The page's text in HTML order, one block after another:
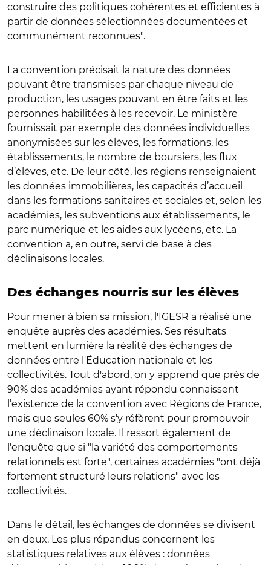
construire des politiques cohérentes et efficientes à
partir de données sélectionnées documentées et
communément reconnues".
La convention précisait la nature des données
pouvant être transmises par chaque niveau de
production, les usages pouvant en être faits et les
personnes habilitées à les recevoir. Le ministère
fournissait par exemple des données individuelles
anonymisées sur les élèves, les formations, les
établissements, le nombre de boursiers, les flux
d’élèves, etc. De leur côté, les régions renseignaient
les données immobilières, les capacités d’accueil
dans les formations sanitaires et sociales et, selon les
académies, les subventions aux établissements, le
parc numérique et les aides aux lycéens, etc. La
convention a, en outre, servi de base à des
déclinaisons locales.
Des échanges nourris sur les élèves
Pour mener à bien sa mission, l'IGESR a réalisé une
enquête auprès des académies. Ses résultats
mettent en lumière la réalité des échanges de
données entre l'Éducation nationale et les
collectivités. Tout d'abord, on y apprend que près de
90% des académies ayant répondu connaissent
l’existence de la convention avec Régions de France,
mais que seules 60% s'y réfèrent pour promouvoir
une déclinaison locale. Il ressort également de
l'enquête que si "la variété des comportements
relationnels est forte", certaines académies "ont déjà
fortement structuré leurs relations" avec les
collectivités.
Dans le détail, les échanges de données se divisent
en deux. Les plus répandus concernent les
statistiques relatives aux élèves : données